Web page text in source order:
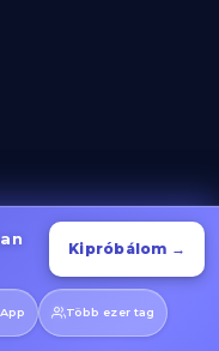
Kipróbálom →
Több ezer tag